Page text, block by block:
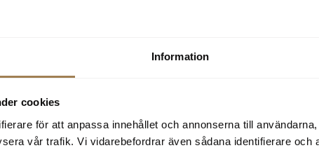
Information
cookies
för att anpassa innehållet och annonserna till
vår trafik. Vi vidarebefordrar även sådana identifierare och
henrik.lindhe@skobes.se